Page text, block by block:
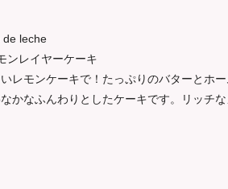
de leche
ンレイヤーケーキ
レモンケーキで！たっぷりのバターとホ
かなふんわりとしたケーキです。リッチ